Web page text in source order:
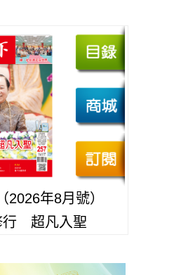
2026年8月號）
行 超凡入聖